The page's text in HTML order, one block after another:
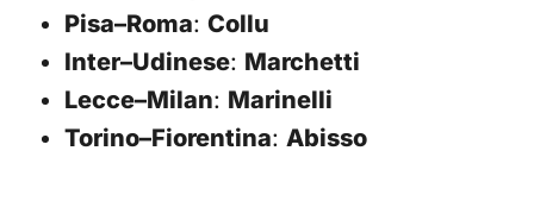
Pisa–Roma: Collu
Inter–Udinese: Marchetti
Lecce–Milan: Marinelli
Torino–Fiorentina: Abisso